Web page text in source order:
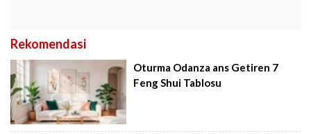
Rekomendasi
Oturma Odanza ans Getiren 7
Feng Shui Tablosu